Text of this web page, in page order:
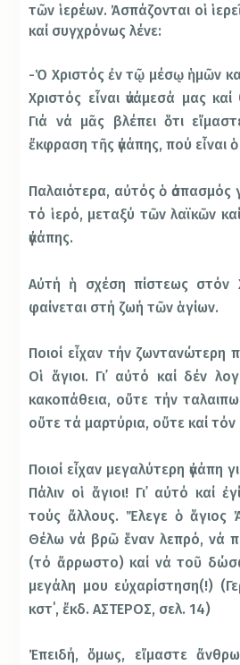
τῶν ἱερέων. Ἀσπάζονται οἱ
καί συγχρόνως λένε:
-Ὁ Χριστός ἐν τῷ μέσῳ ἡμῶν
Χριστός εἶναι ἀνάμεσά μας
Γιά νά μᾶς βλέπει ὅτι
ἔκφραση τῆς ἀγάπης, πού εἶναι
Παλαιότερα, αὐτός ὁ ἀσπασμός
τό ἱερό, μεταξύ τῶν λαϊκῶν
ἀγάπης.
Αὐτή ἡ σχέση πίστεως στόν
φαίνεται στή ζωή τῶν ἁγίων.
Ποιοί εἶχαν τήν ζωντανώτερη
Οἱ ἅγιοι. Γι᾿ αὐτό καί δέν
κακοπάθεια, οὔτε τήν
οὔτε τά μαρτύρια, οὔτε καί
Ποιοί εἶχαν μεγαλύτερη ἀγάπη
Πάλιν οἱ ἅγιοι! Γι᾿ αὐτό καί
τούς ἄλλους. Ἔλεγε ὁ ἅγιος
Θέλω νά βρῶ ἕναν λεπρό, νά
(τό ἄρρωστο) καί νά τοῦ
μεγάλη μου εὐχαρίστηση(!)
κστ΄, ἔκδ. ΑΣΤΕΡΟΣ, σελ. 14)
Ἐπειδή, ὅμως, εἴμαστε